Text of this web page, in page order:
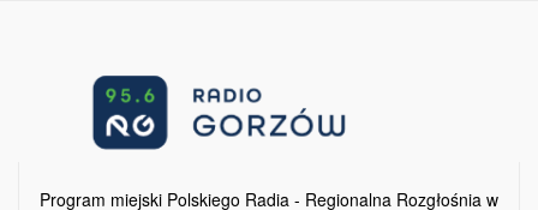
Program miejski Polskiego Radia - Regionalna Rozgłośnia w